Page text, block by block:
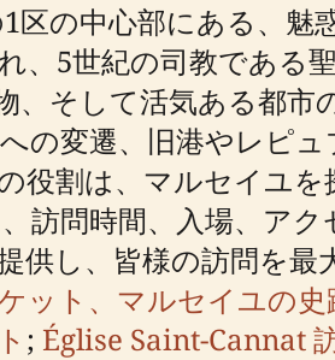
の中心部にある、魅
、5世紀の司教である
、そして活気ある都
の変遷、旧港やレピ
役割は、マルセイユ
訪問時間、入場、ア
供し、皆様の訪問を
ット、マルセイユの史
; Église Saint-Cannat